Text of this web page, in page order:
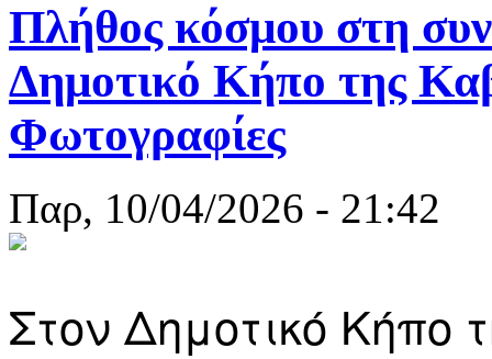
Πλήθος κόσμου στη
Δημοτικό Κήπο της
Φωτογραφίες
Παρ, 10/04/2026 - 21:42
Στον Δημοτικό Κήπο